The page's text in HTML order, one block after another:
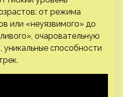
от режима
или «неуязвимого» до
очаровательную
уникальные способности